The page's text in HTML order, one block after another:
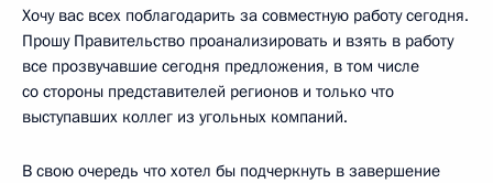
Хочу вас всех поблагодарить за совместную работу сегодня.
Прошу Правительство проанализировать и взять в работу
все прозвучавшие сегодня предложения, в том числе
со стороны представителей регионов и только что
выступавших коллег из угольных компаний.
В свою очередь что хотел бы подчеркнуть в завершение